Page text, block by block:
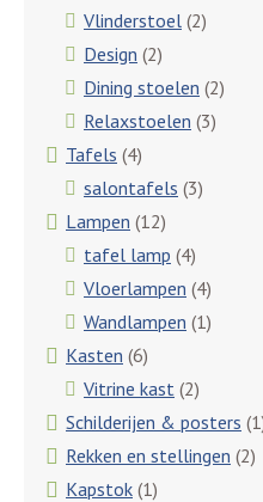
Vlinderstoel (2)
Design (2)
Dining stoelen (2)
Relaxstoelen (3)
Tafels (4)
salontafels (3)
Lampen (12)
tafel lamp (4)
Vloerlampen (4)
Wandlampen (1)
Kasten (6)
Vitrine kast (2)
Schilderijen & posters
Rekken en stellingen (2)
Kapstok (1)